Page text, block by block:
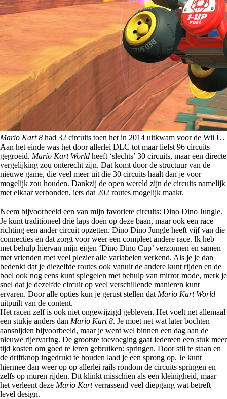
Mario Kart 8 had 32 circuits toen het in 2014 uitkwam voor de Wii U.
Aan het einde was het door allerlei DLC tot maar liefst 96 circuits
gegroeid. Mario Kart World heeft ‘slechts’ 30 circuits, maar een directe
vergelijking zou onterecht zijn. Dat komt door de structuur van de
nieuwe game, die veel meer uit die 30 circuits haalt dan je voor
mogelijk zou houden. Dankzij de open wereld zijn de circuits namelijk
met elkaar verbonden, iets dat 202 routes mogelijk maakt.
Neem bijvoorbeeld een van mijn favoriete circuits: Dino Dino Jungle.
Je kunt traditioneel drie laps doen op deze baan, maar ook een race
richting een ander circuit opzetten. Dino Dino Jungle heeft vijf van die
connecties en dat zorgt voor weer een compleet andere race. Ik heb
met behulp hiervan mijn eigen ‘Dino Dino Cup’ verzonnen en samen
met vrienden met veel plezier alle variabelen verkend. Als je je dan
bedenkt dat je diezelfde routes ook vanuit de andere kunt rijden en de
boel ook nog eens kunt spiegelen met behulp van mirror mode, merk je
snel dat je dezelfde circuit op veel verschillende manieren kunt
ervaren. Door alle opties kun je gerust stellen dat Mario Kart World
uitpuilt van de content.
Het racen zelf is ook niet ongewijzigd gebleven. Het voelt net allemaal
een stukje anders dan Mario Kart 8. Je moet net wat later bochten
aansnijden bijvoorbeeld, maar je went wel binnen een dag aan de
nieuwe rijervaring. De grootste toevoeging gaat iedereen een stuk meer
tijd kosten om goed te leren gebruiken: springen. Door stil te staan en
de driftknop ingedrukt te houden laad je een sprong op. Je kunt
hiermee dan weer op op allerlei rails rondom de circuits springen en
zelfs op muren rijden. Dit klinkt misschien als een kleinigheid, maar
het verleent deze Mario Kartverrassend veel diepgang wat betreft
level design.